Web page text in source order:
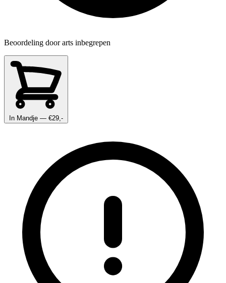
Beoordeling door arts inbegrepen
In Mandje — €29,-